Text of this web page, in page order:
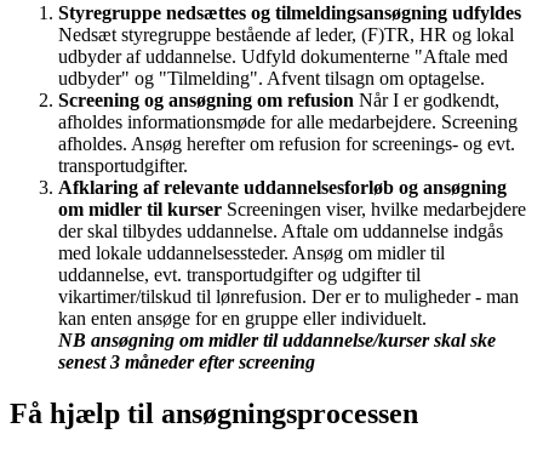
Styregruppe nedsættes og tilmeldingsansøgning udfyldes
Nedsæt styregruppe bestående af leder, (F)TR, HR og lokal
udbyder af uddannelse. Udfyld dokumenterne "Aftale med
udbyder" og "Tilmelding". Afvent tilsagn om optagelse.
Screening og ansøgning om refusion Når I er godkendt,
afholdes informationsmøde for alle medarbejdere. Screening
afholdes. Ansøg herefter om refusion for screenings- og evt.
transportudgifter.
Afklaring af relevante uddannelsesforløb og ansøgning
om midler til kurser Screeningen viser, hvilke medarbejdere
der skal tilbydes uddannelse. Aftale om uddannelse indgås
med lokale uddannelsessteder. Ansøg om midler til
uddannelse, evt. transportudgifter og udgifter til
vikartimer/tilskud til lønrefusion. Der er to muligheder - man
kan enten ansøge for en gruppe eller individuelt.
NB ansøgning om midler til uddannelse/kurser skal ske
senest 3 måneder efter screening
Få hjælp til ansøgningsprocessen